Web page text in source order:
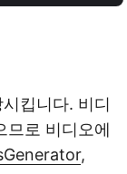
킵니다. 비디
므로 비디오에
,